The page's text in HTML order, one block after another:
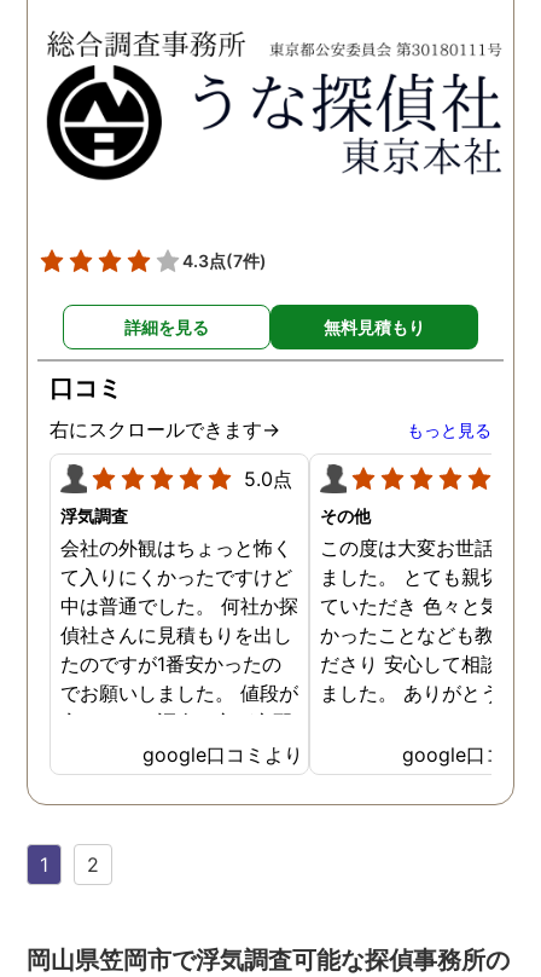
た。 調査も私の望む結果を
得るべく、尽力して頂き、
密に連絡をいただきなが
ら、丁寧に対応してくださ
いました。 おかげで、とて
も、不安で日々辛い気持ち
対応して頂いた上に、かな
り迅速に弁護士に関するア
ドバイスを頂き繋いで下さ
った事、本当に感謝してい
ます。
何かありましたらご相談
せて頂きたいと思います
4.3点(7件)
詳細を見る 無料見積もり
口コミ
右にスクロールできます→ もっと見る
5.0点
浮気調査
会社の外観はちょっと怖く
て入りにくかったですけど
中は普通でした。 何社か探
偵社さんに見積もりを出し
たのですが1番安かったの
でお願いしました。 値段が
安いので、調査の方が心配
でしたがしっかり浮気の証
拠を押さえて頂けました。
ありがとう御座いました。
探偵に頼む事のない人生を
google口コミより
その他
この度は大変お世話にな
ました。 とても親切に
ていただき 色々と気付
かったことなども教えて
ださり 安心して相談が
ました。 ありがとうご
google口コミ
1 2
岡山県笠岡市で浮気調査可能な探偵事務所の